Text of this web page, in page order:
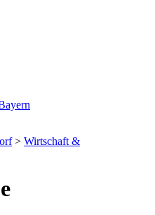
> Wirtschaft &